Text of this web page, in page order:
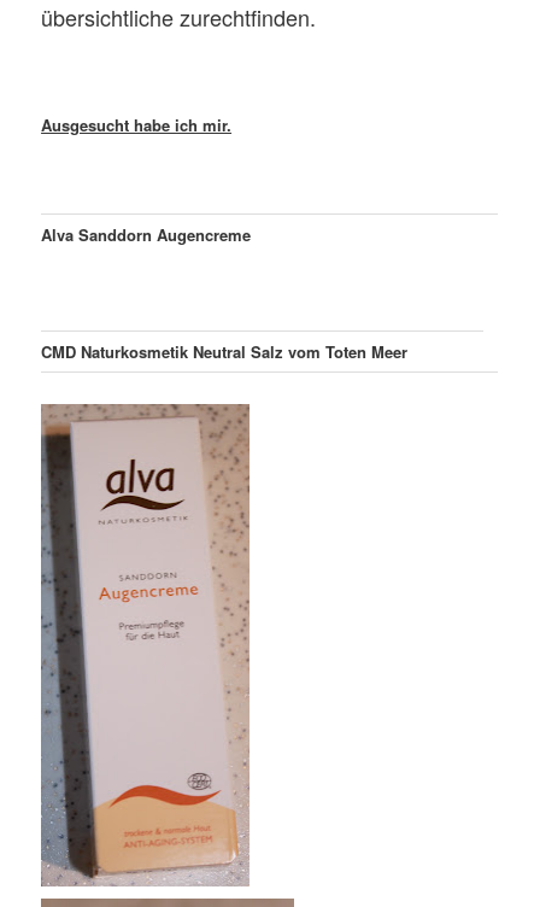
übersichtliche zurechtfinden.
Ausgesucht habe ich mir.
Alva Sanddorn Augencreme
CMD Naturkosmetik Neutral Salz vom Toten Meer